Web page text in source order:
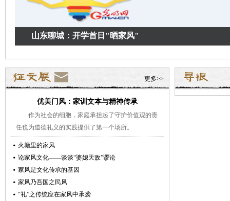
山东聊城：开学首日"晒家风"
更多>>
优美门风：家训文本与精神传承
作为社会的细胞，家庭承担起了守护价值观的责
任也为道德礼义的实践提供了第一个场所。
火塘里的家风
论家风文化——谈谈“婆媳天敌”谬论
家风是文化传承的基因
家风乃吾国之民风
“礼”之传统应在家风中承袭